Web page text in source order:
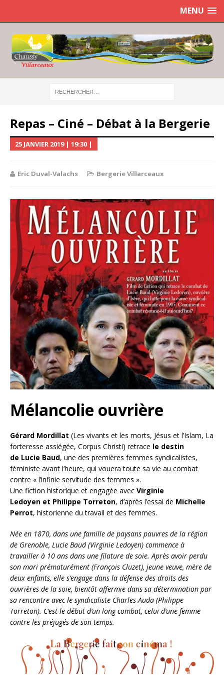
MENU
Repas – Ciné – Débat à la Bergerie
25 JANVIER 2019 | 19:30 |
Eric Duval-Valachs Bergerie Villarceaux
Mélancolie ouvrière
Gérard Mordillat (Les vivants et les morts, Jésus et l’Islam, La
forteresse assiégée, Corpus Christi) retrace le destin
de Lucie Baud, une des premières femmes syndicalistes,
féministe avant l’heure, qui vouera toute sa vie au combat
contre « l’infinie servitude des femmes ».
Une fiction historique et engagée avec Virginie
Ledoyen et Philippe Torreton, d’après l’essai de Michelle
Perrot, historienne du travail et des femmes.
Née en 1870, dans une famille de paysans pauvres de la région
de Grenoble, Lucie Baud (Virginie Ledoyen) commence à
travailler à 10 ans dans une filature de soie. Après avoir perdu
son mari prématurément (François Cluzet), jeune veuve, mère de
deux enfants, elle s’engage dans la défense des droits des
ouvrières de la soie, bientôt affermie dans sa détermination par
sa rencontre avec le syndicaliste Charles Auda (Philippe
Torreton). C’est le début d’un long combat, celui d’une femme
contre les préjugés de son temps.